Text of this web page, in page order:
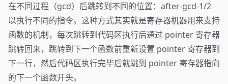
在不同过程（gcd）后跳转到不同的位置：after-gcd-1/2
以执行不同的指令。这种方式其实就是寄存器机器用来支持
函数的机制，每次跳转到代码区执行后通过 pointer 寄存器
跳转回来，跳转到下一个函数前重新设置 pointer 寄存器到
下一行，然后代码区执行完毕后就跳到 pointer 寄存器指向
的下一个函数开头。